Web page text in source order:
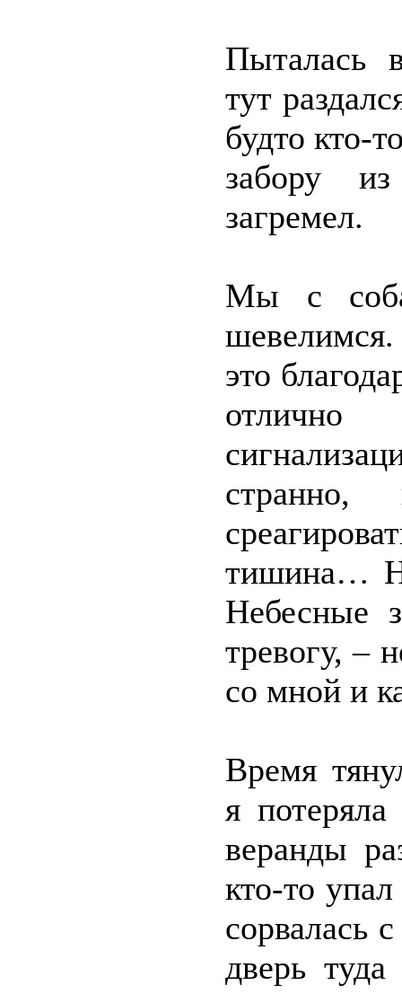
Пыталась
тут
будто кто-
забору
загремел.
Мы с
шевелимся.
это
странно,
тишина…
Небесные
тревогу, –
со мной и
Время
я
веранды
кто-то
сорвалась
дверь